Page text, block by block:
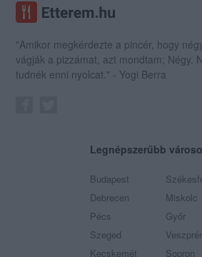
"Amikor megkérdezte a pincér, hogy
vágják a pizzámat, azt mondtam; Négy.
tudnék enni nyolcat." - Yogi Berra
Legnépszerűbb
Budapest
Debrecen
Pécs
Szeged
Kecskemét
Miskolc
Győr
Sopron